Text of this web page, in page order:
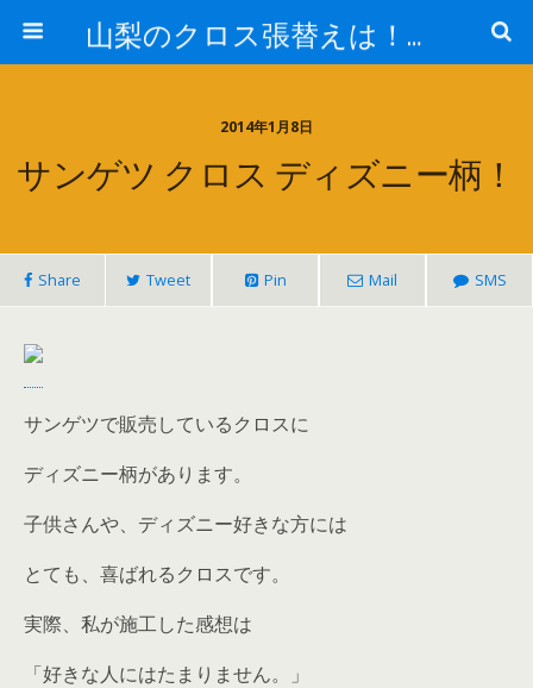
山梨のクロス張替えは！室内装飾ワタナベ！
2014年1月8日
サンゲツ クロス ディズニー柄！
Share Tweet Pin Mail SMS
サンゲツで販売しているクロスに
ディズニー柄があります。
子供さんや、ディズニー好きな方には
とても、喜ばれるクロスです。
実際、私が施工した感想は
「好きな人にはたまりません。」